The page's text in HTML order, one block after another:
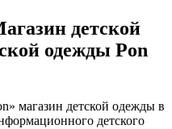
детской
одежды Pon
магазин детской одежды в
детского